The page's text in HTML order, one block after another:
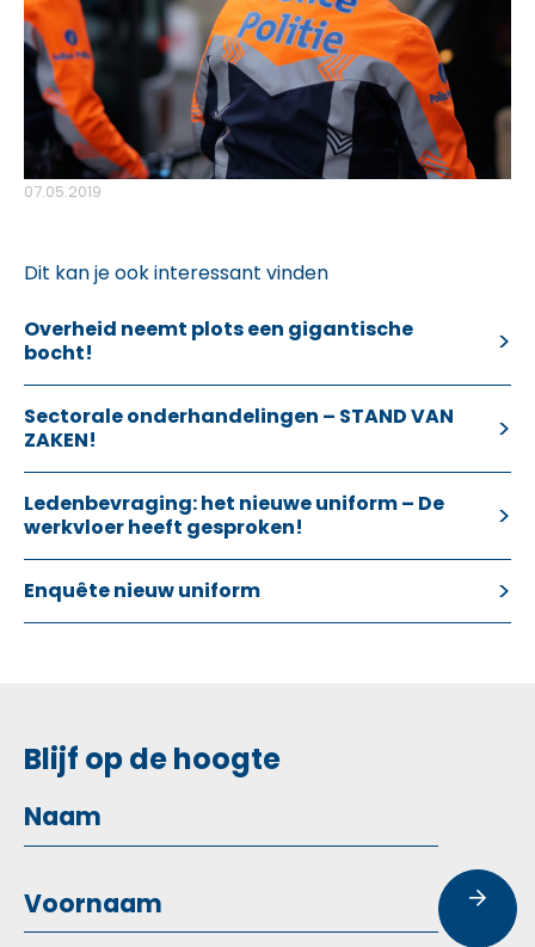
07.05.2019
Dit kan je ook interessant vinden
Overheid neemt plots een gigantische
bocht!
Sectorale onderhandelingen – STAND VAN
ZAKEN!
Ledenbevraging: het nieuwe uniform – De
werkvloer heeft gesproken!
Enquête nieuw uniform
Blijf op de hoogte